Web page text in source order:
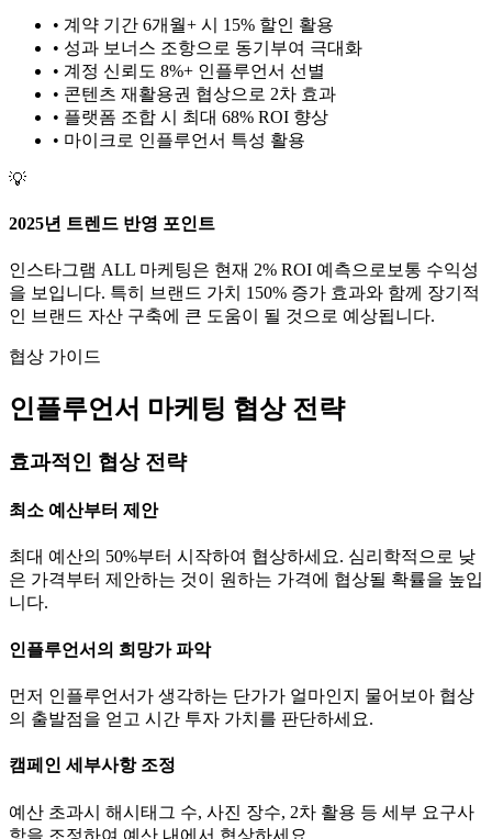
• 계약 기간 6개월+ 시 15% 할인 활용
• 성과 보너스 조항으로 동기부여 극대화
• 계정 신뢰도 8%+ 인플루언서 선별
• 콘텐츠 재활용권 협상으로 2차 효과
• 플랫폼 조합 시 최대 68% ROI 향상
• 마이크로 인플루언서 특성 활용
💡
2025년 트렌드 반영 포인트
인스타그램 ALL 마케팅은 현재 2% ROI 예측으로 보통 수익성
을 보입니다. 특히 브랜드 가치
150% 증가 효과와 함께 장기적
인 브랜드 자산 구축에 큰 도움이 될 것으로 예상됩니다.
협상 가이드
인플루언서 마케팅 협상 전략
효과적인 협상 전략
최소 예산부터 제안
최대 예산의 50%부터 시작하여 협상하세요. 심리학적으로 낮
은 가격부터 제안하는 것이 원하는 가격에 협상될 확률을 높입
니다.
인플루언서의 희망가 파악
먼저 인플루언서가 생각하는 단가가 얼마인지 물어보아 협상
의 출발점을 얻고 시간 투자 가치를 판단하세요.
캠페인 세부사항 조정
예산 초과시 해시태그 수, 사진 장수, 2차 활용 등 세부 요구사
항을 조정하여 예산 내에서 협상하세요.